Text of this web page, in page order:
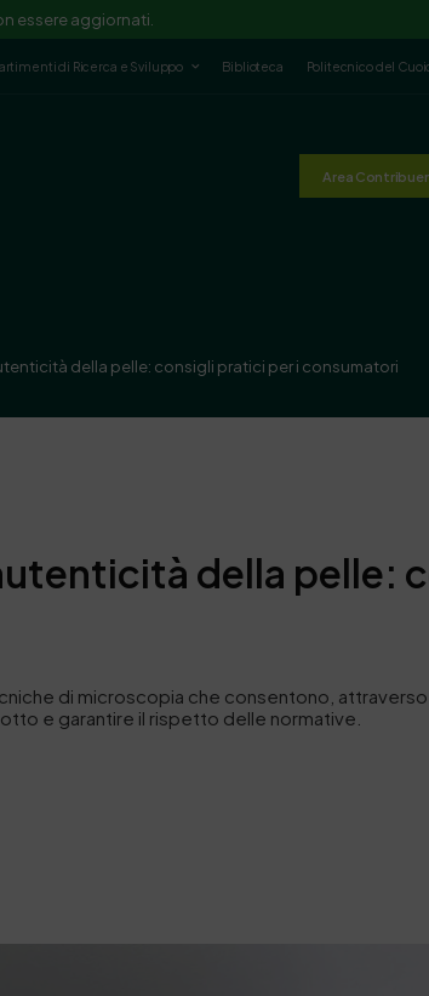
essere aggiornati.
di Ricerca e Sviluppo Biblioteca Politecnico del
Area
della pelle: consigli pratici per i consumatori
della pelle:
di microscopia che consentono,
e garantire il rispetto delle normative.